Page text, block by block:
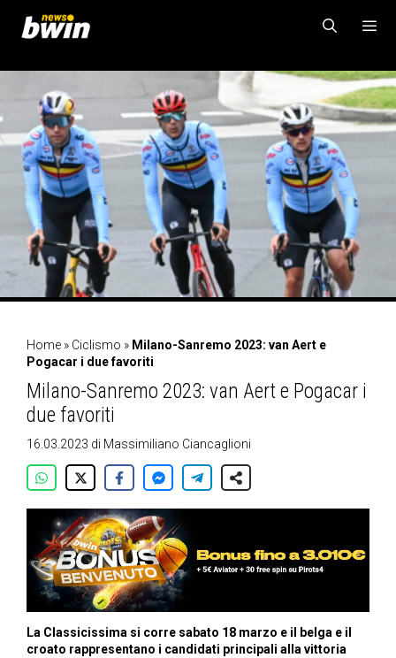
contenuto
MENU
Home » Ciclismo » Milano-Sanremo 2023: van Aert e
Pogacar i due favoriti
Milano-Sanremo 2023: van Aert e Pogacar i
due favoriti
16.03.2023 di Massimiliano Ciancaglioni
La Classicissima si corre sabato 18 marzo e il belga e il
croato rappresentano i candidati principali alla vittoria